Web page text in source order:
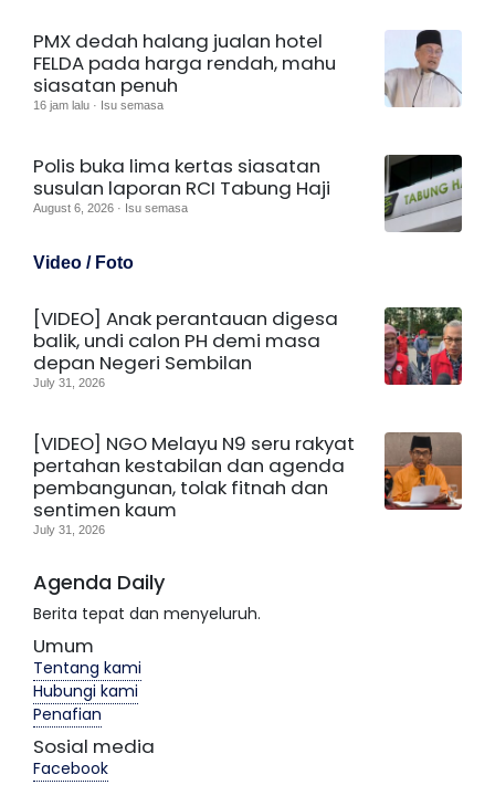
PMX dedah halang jualan hotel
FELDA pada harga rendah, mahu
siasatan penuh
16 jam lalu · Isu semasa
Polis buka lima kertas siasatan
susulan laporan RCI Tabung Haji
August 6, 2026 · Isu semasa
Video / Foto
[VIDEO] Anak perantauan digesa
balik, undi calon PH demi masa
depan Negeri Sembilan
July 31, 2026
[VIDEO] NGO Melayu N9 seru rakyat
pertahan kestabilan dan agenda
pembangunan, tolak fitnah dan
sentimen kaum
July 31, 2026
Agenda Daily
Berita tepat dan menyeluruh.
Umum
Tentang kami
Hubungi kami
Penafian
Sosial media
Facebook